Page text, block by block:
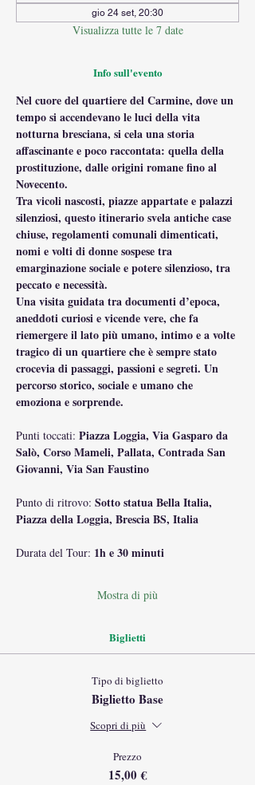
gio 24 set, 20:30
Visualizza tutte le 7 date
Info sull'evento
Nel cuore del quartiere del Carmine, dove un
tempo si accendevano le luci della vita
notturna bresciana, si cela una storia
affascinante e poco raccontata: quella della
prostituzione, dalle origini romane fino al
Novecento.
Tra vicoli nascosti, piazze appartate e palazzi
silenziosi, questo itinerario svela antiche case
chiuse, regolamenti comunali dimenticati,
nomi e volti di donne sospese tra
emarginazione sociale e potere silenzioso, tra
peccato e necessità.
Una visita guidata tra documenti d’epoca,
aneddoti curiosi e vicende vere, che fa
riemergere il lato più umano, intimo e a volte
tragico di un quartiere che è sempre stato
crocevia di passaggi, passioni e segreti. Un
percorso storico, sociale e umano che
emoziona e sorprende.
Punti toccati: Piazza Loggia, Via Gasparo da
Salò, Corso Mameli, Pallata, Contrada San
Giovanni, Via San Faustino
Punto di ritrovo: Sotto statua Bella Italia,
Piazza della Loggia, Brescia BS, Italia
Durata del Tour: 1h e 30 minuti
Mostra di più
Biglietti
Tipo di biglietto
Biglietto Base
Scopri di più
Prezzo
15,00 €